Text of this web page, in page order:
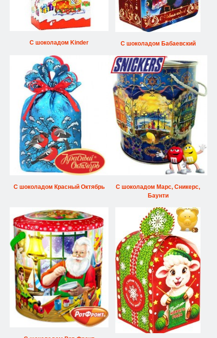
С шоколадом Kinder С шоколадом Бабаевский
С шоколадом Красный Октябрь
С шоколадом Марс, Сникерс,
Баунти